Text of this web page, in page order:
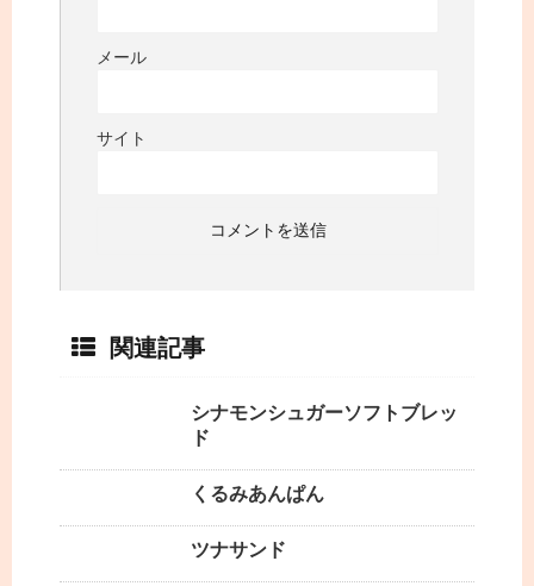
メール
サイト
関連記事
シナモンシュガーソフトブレッ
ド
くるみあんぱん
ツナサンド